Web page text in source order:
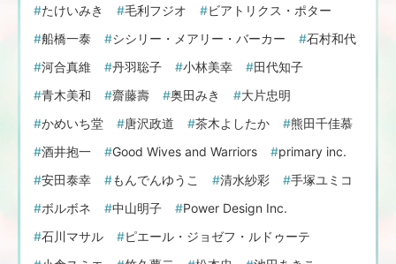
たけいみき
毛利フジオ
ビアトリクス・ポター
船橋一泰
シシリー・メアリー・バーカー
石村和代
河合真維
丹羽聡子 小林美幸
田代知子
青木美和
齋藤壽 奥田みき
大片忠明
かめいち堂
唐沢政道 茶木よしたか
熊田千佳慕
酒井抱一
Good Wives and Warriors
primary inc.
安田泰幸
もんでんゆうこ 清水紗彩
手塚ユミコ
ボルボネ
中山明子
Power Design Inc.
石川マサル
ピエール・ジョゼフ・ルドゥーテ